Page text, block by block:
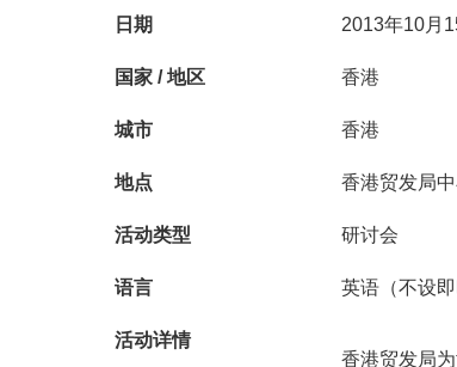
日期 2013年10月
国家 / 地区 香港
城市 香港
地点 香港贸发局
活动类型 研讨会
语言 英语（不设即
活动详情
香港贸发局